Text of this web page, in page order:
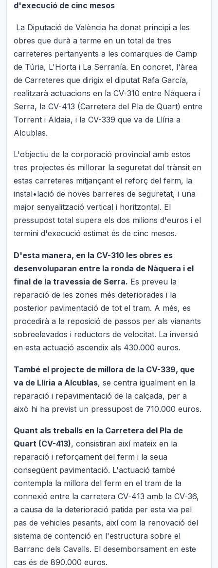
d'execució de cinc mesos
La Diputació de València ha donat principi a les
obres que durà a terme en un total de tres
carreteres pertanyents a les comarques de Camp
de Túria, L'Horta i La Serranía. En concret, l'àrea
de Carreteres que dirigix el diputat Rafa García,
realitzarà actuacions en la CV-310 entre Nàquera i
Serra, la CV-413 (Carretera del Pla de Quart) entre
Torrent i Aldaia, i la CV-339 que va de Llíria a
Alcublas.
L'objectiu de la corporació provincial amb estos
tres projectes és millorar la seguretat del trànsit en
estas carreteres mitjançant el reforç del ferm, la
instal•lació de noves barreres de seguretat, i una
major senyalització vertical i horitzontal. El
pressupost total supera els dos milions d'euros i el
termini d'execució estimat és de cinc mesos.
D'esta manera, en la CV-310 les obres es
desenvoluparan entre la ronda de Nàquera i el
final de la travessia de Serra. Es preveu la
reparació de les zones més deteriorades i la
posterior pavimentació de tot el tram. A més, es
procedirà a la reposició de passos per als vianants
sobreelevados i reductors de velocitat. La inversió
en esta actuació ascendix als 430.000 euros.
També el projecte de millora de la CV-339, que
va de Llíria a Alcublas, se centra igualment en la
reparació i repavimentació de la calçada, per a
això hi ha previst un pressupost de 710.000 euros.
Quant als treballs en la Carretera del Pla de
Quart (CV-413), consistiran així mateix en la
reparació i reforçament del ferm i la seua
consegüent pavimentació. L'actuació també
contempla la millora del ferm en el tram de la
connexió entre la carretera CV-413 amb la CV-36,
a causa de la deterioració patida per esta via pel
pas de vehicles pesants, així com la renovació del
sistema de contenció en l'estructura sobre el
Barranc dels Cavalls. El desemborsament en este
cas és de 890.000 euros.